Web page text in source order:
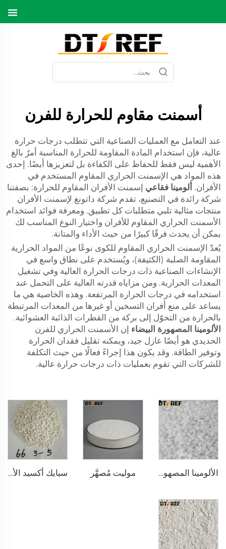
أسمنت مقاوم للحرارة للفرن
عند التعامل مع العمليات الصناعية التي تتطلب درجات حرارة
عالية، فإن استخدام المادة المقاومة للحرارة المناسبة أمرٌ بالغ
الأهمية ليس فقط للحفاظ على الكفاءة بل لتعزيزها أيضًا. إحدى
هذه المواد هي الإسمنت الحراري المقاوم المستخدم في
الأفران. ألومينا فقاعي إسمنت الأفران المقاوم للحرارة: بصفتنا
شركة رائدة في التصنيع، تقدم شركة داتونغ لإسمنت الأفران
منتجات مثالية تلبي متطلبات كل تطبيق. ومعرفة فوائد استخدام
الأسمنت الحراري المقاوم للأفران واختيار النوع المناسب لك
يمكن أن يحدث فرقًا كبيرًا من حيث الأداء والمتانة.
يُعدّ الإسمنت الحراري المقاوم للكوى نوعًا من المواد الحرارية
المقاومة الصلبة (الكثيفة)، ويُستخدم على نطاق واسع في
الإنشاءات الصناعية ذات درجات الحرارة العالية وفي تشغيل
المعدات الحرارية. ومن مزاياه قدرته العالية على التحمل عند
استخدامه في درجات الحرارة المرتفعة. وهذه الخاصية هي ما
يساعد على منع أفران التسخين أو غيرها من المعدات المرتبطة
بالحرارة من التحوّل إلى بركة من القطرات الذائبة العشوائية.
الألومينا المصهورة البيضاء إن الأسمنت الحراري للفرن
الحديدي هو أيضًا عازل جيد، ويمكنه تقليل فقدان الحرارة
وتوفير الطاقة. وقد يكون هذا إجراءً فعالًا من حيث التكلفة
للشركات التي تقوم بعمليات ذات درجات حرارة عالية.
الألومينا المصهورة البيضاء موليت مُصهَّر سبايك أكسيد الألمنيوم ماغنيسيا